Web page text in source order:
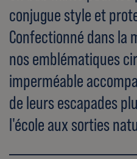
conjugue style et
Confectionné dans la
nos emblématiques
imperméable
de leurs escapades
l'école aux sorties